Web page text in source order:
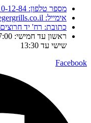
מספר טלפון: 1800-10-12-84
אימייל: info@traegergrills.co.il
כתובת: רח' יד חרוצים 6, נתניה
ראשון עד חמישי: 17:00 - 08:00
שישי עד 13:30
Facebook